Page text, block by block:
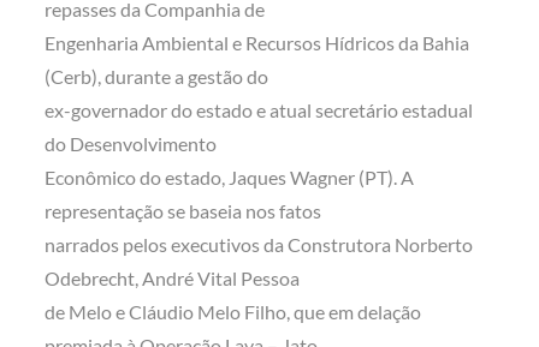
repasses da Companhia de
Engenharia Ambiental e Recursos Hídricos da Bahia
(Cerb), durante a gestão do
ex-governador do estado e atual secretário estadual
do Desenvolvimento
Econômico do estado, Jaques Wagner (PT). A
representação se baseia nos fatos
narrados pelos executivos da Construtora Norberto
Odebrecht, André Vital Pessoa
de Melo e Cláudio Melo Filho, que em delação